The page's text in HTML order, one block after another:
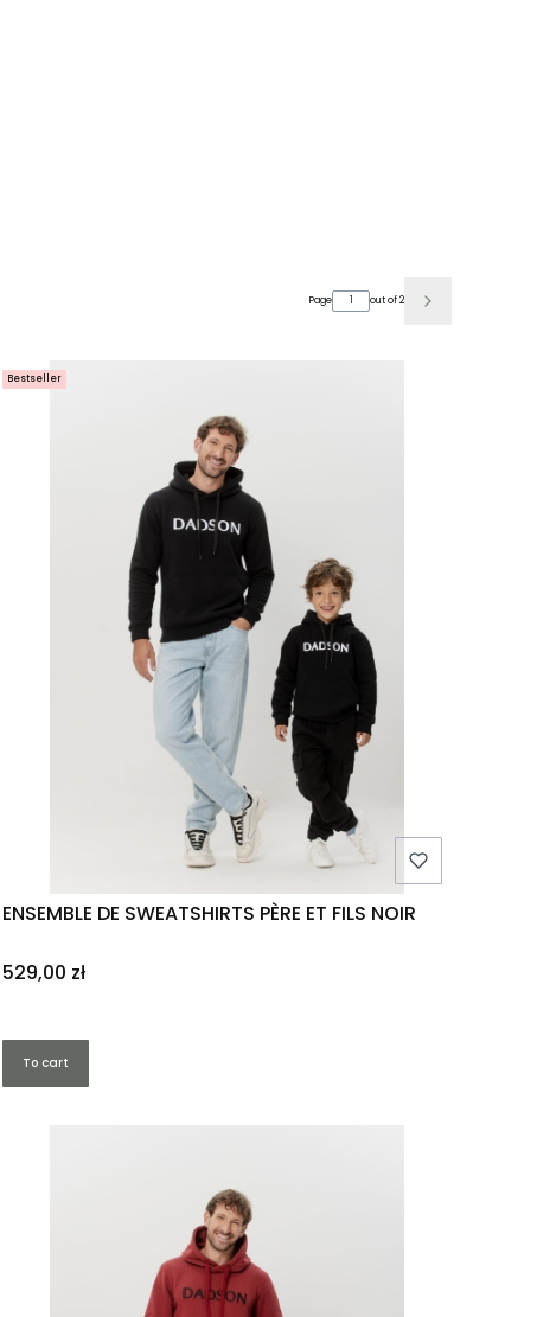
Page out of 2 Next products
Bestseller
ENSEMBLE DE SWEATSHIRTS PÈRE ET FILS NOIR
Price
529,00 zł
To cart